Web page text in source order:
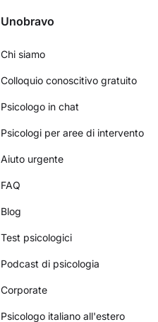
Unobravo
Chi siamo
Colloquio conoscitivo gratuito
Psicologo in chat
Psicologi per aree di intervento
Aiuto urgente
FAQ
Blog
Test psicologici
Podcast di psicologia
Corporate
Psicologo italiano all'estero